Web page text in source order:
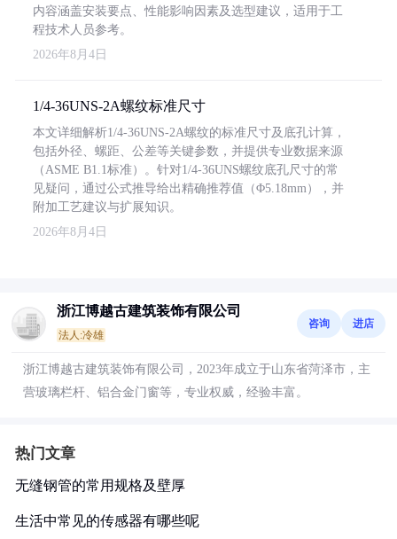
内容涵盖安装要点、性能影响因素及选型建议，适用于工
程技术人员参考。
2026年8月4日
1/4-36UNS-2A螺纹标准尺寸
本文详细解析1/4-36UNS-2A螺纹的标准尺寸及底孔计算，
包括外径、螺距、公差等关键参数，并提供专业数据来源
（ASME B1.1标准）。针对1/4-36UNS螺纹底孔尺寸的常
见疑问，通过公式推导给出精确推荐值（Φ5.18mm），并
附加工艺建议与扩展知识。
2026年8月4日
浙江博越古建筑装饰有限公司
法人:冷雄
咨询 进店
浙江博越古建筑装饰有限公司，2023年成立于山东省菏泽市，主
营玻璃栏杆、铝合金门窗等，专业权威，经验丰富。
热门文章
无缝钢管的常用规格及壁厚
生活中常见的传感器有哪些呢